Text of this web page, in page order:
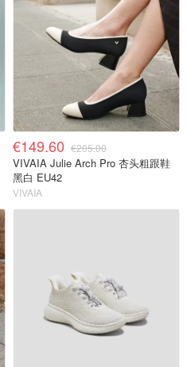
€149.60 €205.00
VIVAIA Julie Arch Pro 杏头粗跟鞋
黑白 EU42
VIVAIA